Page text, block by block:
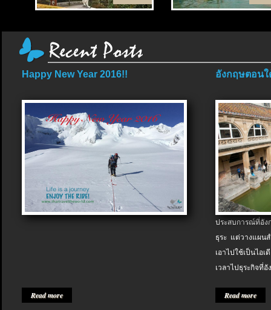
Happy New Year 2016!!
Read more
อังกฤษตอนใ
ประสบการณ์ที่อัง
ธุระ แต่วางแผน
เอาไปใช้เป็นไอ
เวลาไปธุระกิจที่อั
Read more